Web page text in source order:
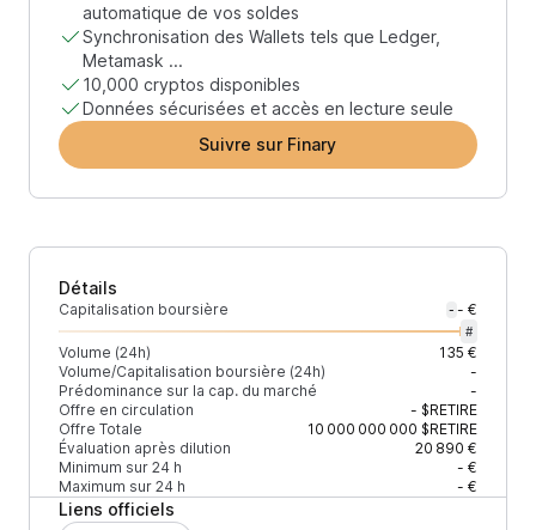
automatique de vos soldes
Synchronisation des Wallets tels que Ledger,
Metamask ...
10,000 cryptos disponibles
Données sécurisées et accès en lecture seule
Suivre sur Finary
Détails
Capitalisation boursière - - €
#
Volume (24h)
135 €
Volume/Capitalisation boursière (24h)
-
Prédominance sur la cap. du marché
-
Offre en circulation
- $RETIRE
Offre Totale
10 000 000 000 $RETIRE
Évaluation après dilution
20 890 €
Minimum sur 24 h
- €
Maximum sur 24 h
- €
Liens officiels